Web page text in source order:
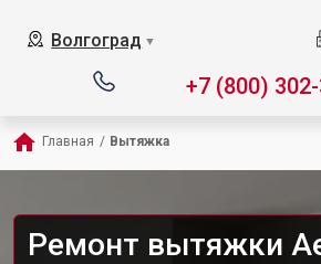
Волгоград ▼
+7 (800)
Главная / Вытяжка
Ремонт вытяжки